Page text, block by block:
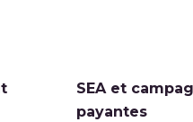
SEA et
payantes